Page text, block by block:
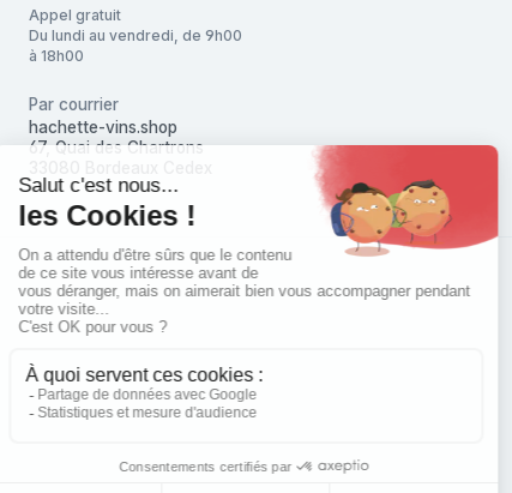
Appel gratuit
Du lundi au vendredi, de 9h00
à 18h00
Par courrier
hachette-vins.shop
67, Quai des Chartrons